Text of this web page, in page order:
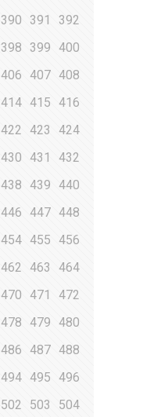
390 391
392
398 399
400
406 407 408
414 415
416
422 423
424
430 431
432
438 439
440
446 447 448
454 455
456
462 463
464
470 471
472
478 479
480
486 487 488
494 495
496
502 503
504